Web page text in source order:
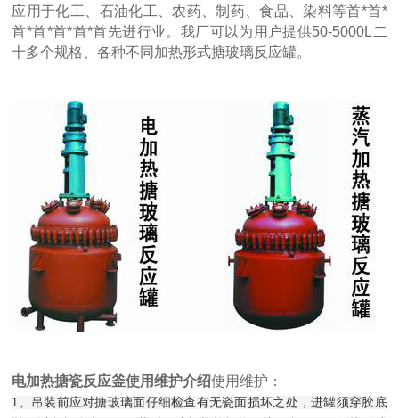
应用于化工、石油化工、农药、制药、食品、染料等首*首*
首*首*首*首*首先进行业。我厂可以为用户提供50-5000L二
十多个规格、各种不同加热形式搪玻璃反应罐。
电加热搪瓷反应釜使用维护介绍使用维护：
1、吊装前应对搪玻璃面仔细检查有无瓷面损坏之处，进罐须穿胶底